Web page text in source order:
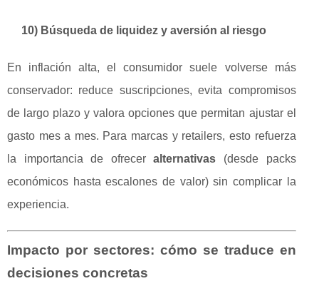
10) Búsqueda de liquidez y aversión al riesgo
En inflación alta, el consumidor suele volverse más
conservador: reduce suscripciones, evita compromisos
de largo plazo y valora opciones que permitan ajustar el
gasto mes a mes. Para marcas y retailers, esto refuerza
la importancia de ofreceralternativas (desde packs
económicos hasta escalones de valor) sin complicar la
experiencia.
Impacto por sectores: cómo se traduce en
decisiones concretas